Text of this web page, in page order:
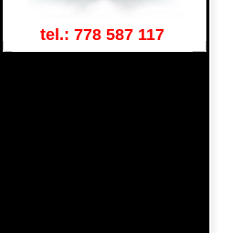
tel.: 778 587 117